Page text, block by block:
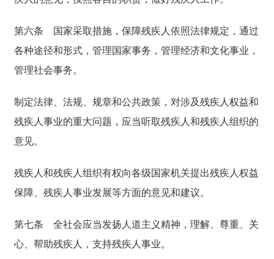
第六条 国家采取措施，保障残疾人依照法律规定，通过
各种途径和形式，管理国家事务，管理经济和文化事业，
管理社会事务。
制定法律、法规、规章和公共政策，对涉及残疾人权益和
残疾人事业的重大问题，应当听取残疾人和残疾人组织的
意见。
残疾人和残疾人组织有权向各级国家机关提出残疾人权益
保障、残疾人事业发展等方面的意见和建议。
第七条 全社会应当发扬人道主义精神，理解、尊重、关
心、帮助残疾人，支持残疾人事业。